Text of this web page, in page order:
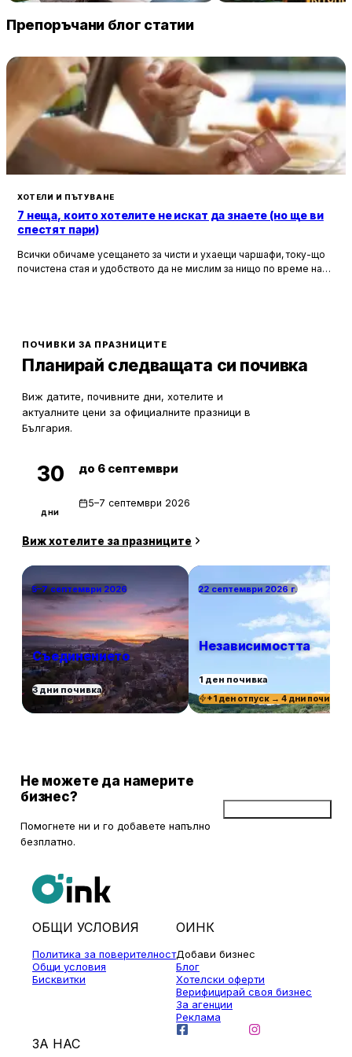
София 235 € / нощувка Пловдив 32
Препоръчани блог статии
ХОТЕЛИ И ПЪТУВАНЕ
7 неща, които хотелите не искат да знаете (но ще ви
спестят пари)
Всички обичаме усещането за чисти и ухаещи чаршафи, току-що
почистена стая и удобството да не мислим за нищо по време на
ПОЧИВКИ ЗА ПРАЗНИЦИТЕ
Планирай следващата си почивка
Виж датите, почивните дни, хотелите и
актуалните цени за официалните празници в
България.
30
дни
до 6 септември
5–7 септември 2026
Виж хотелите за празниците
5–7 септември 2026
Съединението
3 дни почивка
22 септември 2026 г.
Независимостта
1 ден почивка
+1 ден отпуск → 4 дни почивка
Не можете да намерите
бизнес?
Помогнете ни и го добавете напълно
безплатно.
ОБЩИ УСЛОВИЯ
Политика за поверителност
Общи условия
Бисквитки
ОИНК
Добави бизнес
Блог
Хотелски оферти
Верифицирай своя бизнес
За агенции
Реклама
ЗА НАС